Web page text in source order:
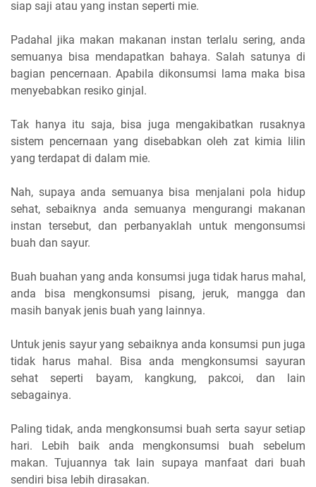
siap saji atau yang instan seperti mie.
Padahal jika makan makanan instan terlalu sering, anda
semuanya bisa mendapatkan bahaya. Salah satunya di
bagian pencernaan. Apabila dikonsumsi lama maka bisa
menyebabkan resiko ginjal.
Tak hanya itu saja, bisa juga mengakibatkan rusaknya
sistem pencernaan yang disebabkan oleh zat kimia lilin
yang terdapat di dalam mie.
Nah, supaya anda semuanya bisa menjalani pola hidup
sehat, sebaiknya anda semuanya mengurangi makanan
instan tersebut, dan perbanyaklah untuk mengonsumsi
buah dan sayur.
Buah buahan yang anda konsumsi juga tidak harus mahal,
anda bisa mengkonsumsi pisang, jeruk, mangga dan
masih banyak jenis buah yang lainnya.
Untuk jenis sayur yang sebaiknya anda konsumsi pun juga
tidak harus mahal. Bisa anda mengkonsumsi sayuran
sehat seperti bayam, kangkung, pakcoi, dan lain
sebagainya.
Paling tidak, anda mengkonsumsi buah serta sayur setiap
hari. Lebih baik anda mengkonsumsi buah sebelum
makan. Tujuannya tak lain supaya manfaat dari buah
sendiri bisa lebih dirasakan.